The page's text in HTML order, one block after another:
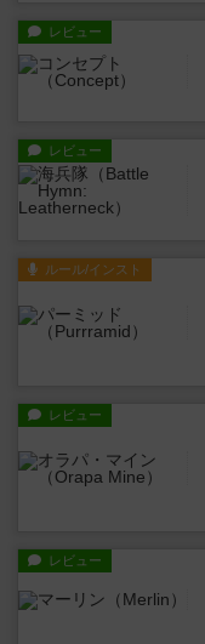
レビュー
レビュー
ルール/インスト
レビュー
レビュー